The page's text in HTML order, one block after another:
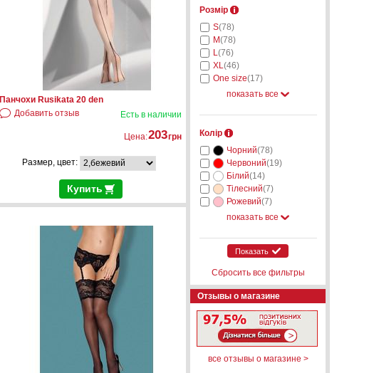
Панчохи Rusikata 20 den
Добавить отзыв
Есть в наличии
Цена:203грн
Размер, цвет:
Купить
Розмір
S(78)
M(78)
L(76)
XL(46)
One size(17)
показать все
Колір
Чорний(78)
Червоний(19)
Білий(14)
Тілесний(7)
Рожевий(7)
показать все
Показать
Сбросить все фильтры
Отзывы о магазине
все отзывы о магазине >